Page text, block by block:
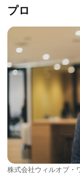
プロ
株式会社ウィルオブ・